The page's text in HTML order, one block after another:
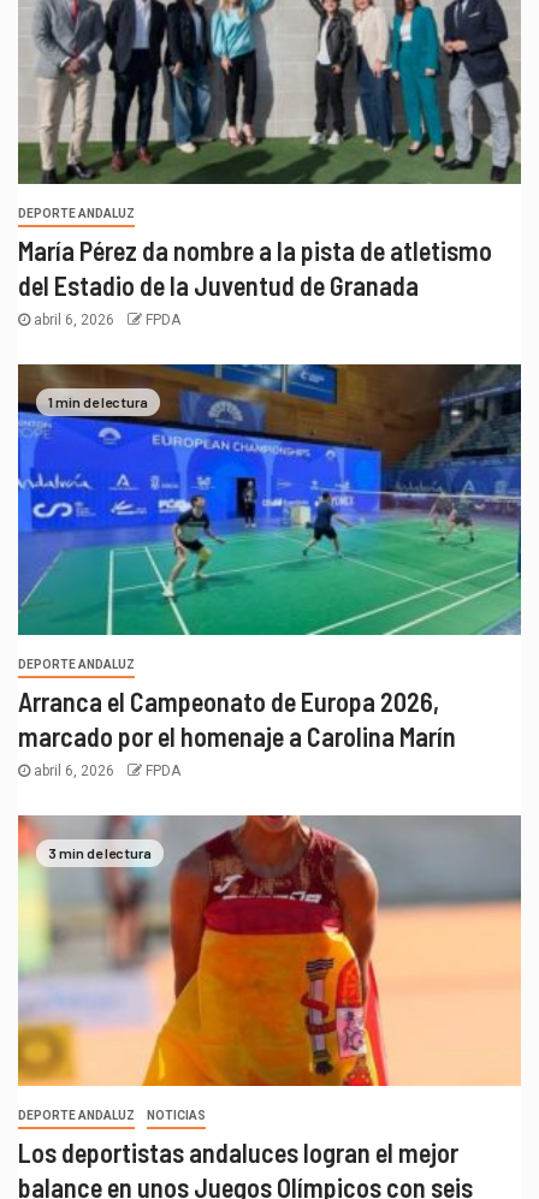
DEPORTE ANDALUZ
María Pérez da nombre a la pista de atletismo
del Estadio de la Juventud de Granada
abril 6, 2026 FPDA
1 min de lectura
DEPORTE ANDALUZ
Arranca el Campeonato de Europa 2026,
marcado por el homenaje a Carolina Marín
abril 6, 2026 FPDA
3 min de lectura
DEPORTE ANDALUZ NOTICIAS
Los deportistas andaluces logran el mejor
balance en unos Juegos Olímpicos con seis